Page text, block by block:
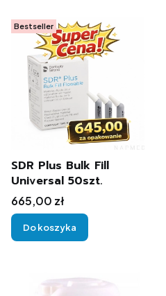
Bestseller
SDR Plus Bulk Fill
Universal 50szt.
Cena
665,00 zł
Do koszyka